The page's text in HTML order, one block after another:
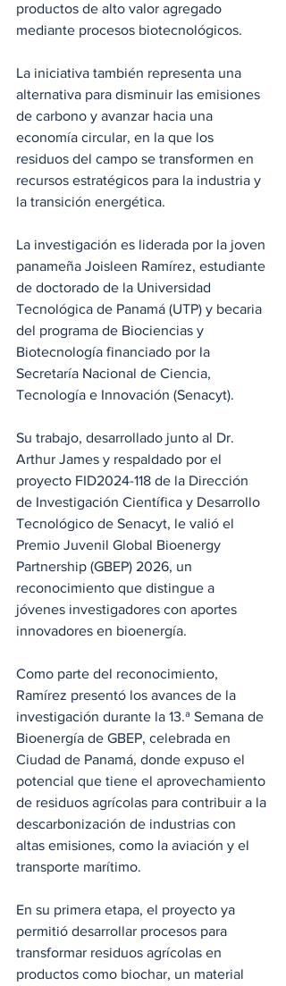
productos de alto valor agregado
mediante procesos biotecnológicos.
La iniciativa también representa una
alternativa para disminuir las emisiones
de carbono y avanzar hacia una
economía circular, en la que los
residuos del campo se transformen en
recursos estratégicos para la industria y
la transición energética.
La investigación es liderada por la joven
panameña Joisleen Ramírez, estudiante
de doctorado de la Universidad
Tecnológica de Panamá (UTP) y becaria
del programa de Biociencias y
Biotecnología financiado por la
Secretaría Nacional de Ciencia,
Tecnología e Innovación (Senacyt).
Su trabajo, desarrollado junto al Dr.
Arthur James y respaldado por el
proyecto FID2024-118 de la Dirección
de Investigación Científica y Desarrollo
Tecnológico de Senacyt, le valió el
Premio Juvenil Global Bioenergy
Partnership (GBEP) 2026, un
reconocimiento que distingue a
jóvenes investigadores con aportes
innovadores en bioenergía.
Como parte del reconocimiento,
Ramírez presentó los avances de la
investigación durante la 13.ª Semana de
Bioenergía de GBEP, celebrada en
Ciudad de Panamá, donde expuso el
potencial que tiene el aprovechamiento
de residuos agrícolas para contribuir a la
descarbonización de industrias con
altas emisiones, como la aviación y el
transporte marítimo.
En su primera etapa, el proyecto ya
permitió desarrollar procesos para
transformar residuos agrícolas en
productos como biochar, un material